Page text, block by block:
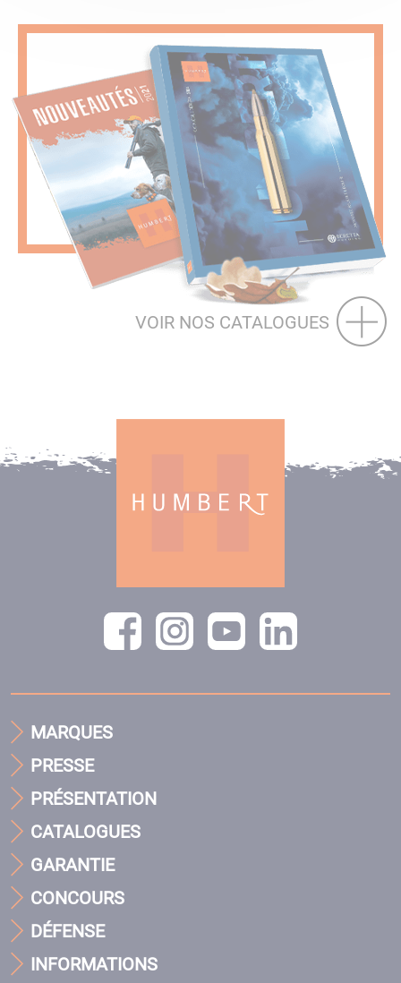
VOIR NOS CATALOGUES
MARQUES
PRESSE
PRÉSENTATION
CATALOGUES
GARANTIE
CONCOURS
DÉFENSE
INFORMATIONS